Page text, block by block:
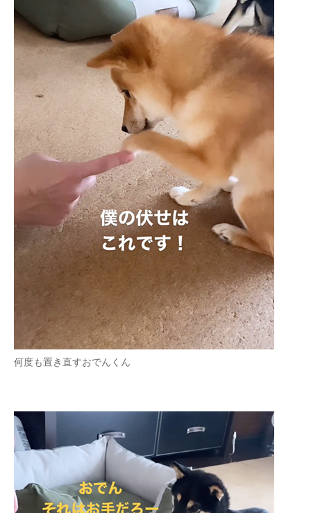
何度も置き直すおでんくん